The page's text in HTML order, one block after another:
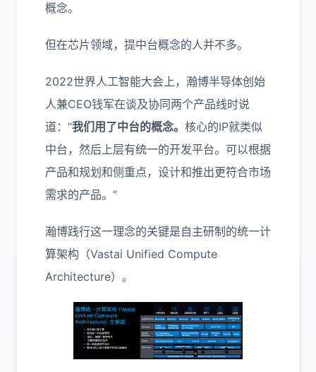
概念。
但在芯片领域，提中台概念的人并不多。
2022世界人工智能大会上，瀚博半导体创始
人兼CEO钱军在谈及协同两个产品线时说
道：“我们用了中台的概念。 核心的IP就类似
中台，然后上层有统一的开发平台。可以根据
产品和规划和侧重点，设计和推出更符合市场
需求的产品。”
瀚博践行这一理念的关键是自主研制的统一计
算架构（Vastai Unified Compute
Architecture）。